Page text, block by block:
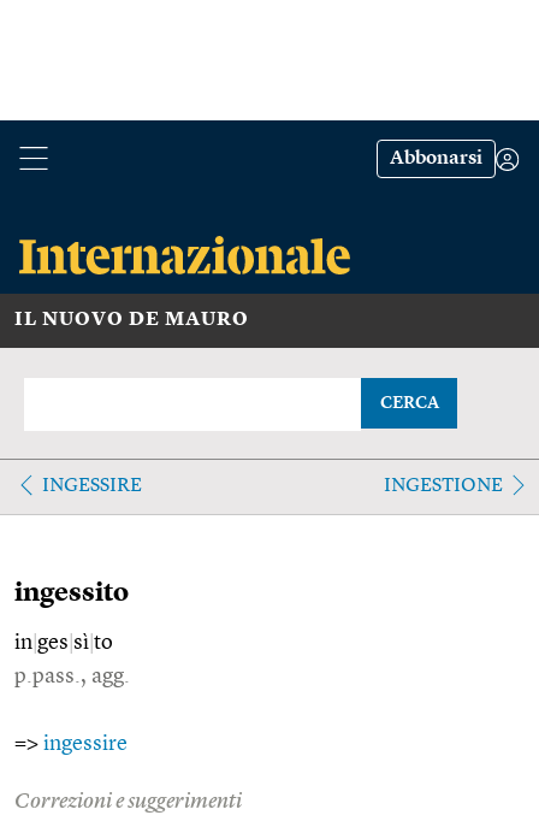
Abbonarsi
IL NUOVO DE MAURO
CERCA
INGESSIRE INGESTIONE
ingessito
in ges sì to
p.pass., agg.
=> ingessire
Correzioni e suggerimenti